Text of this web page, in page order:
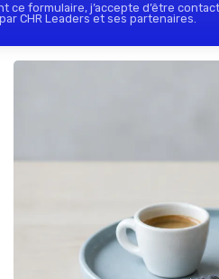
ce formulaire, j’accepte d’être
CHR Leaders et ses partenaires.